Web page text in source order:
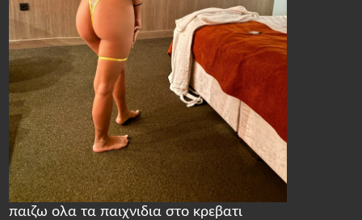
παιζω ολα τα παιχνιδια στο κρεβατι